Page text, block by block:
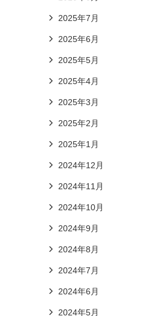
2025年7月
2025年6月
2025年5月
2025年4月
2025年3月
2025年2月
2025年1月
2024年12月
2024年11月
2024年10月
2024年9月
2024年8月
2024年7月
2024年6月
2024年5月